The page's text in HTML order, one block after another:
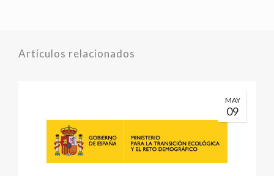
Artículos relacionados
MAY
09